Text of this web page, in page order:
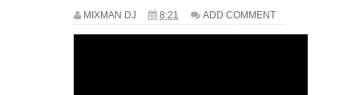
MIXMAN DJ 8:21 ADD COMMENT